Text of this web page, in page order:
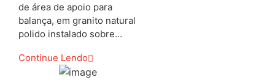
de área de apoio para
balança, em granito natural
polido instalado sobre…
Continue Lendo